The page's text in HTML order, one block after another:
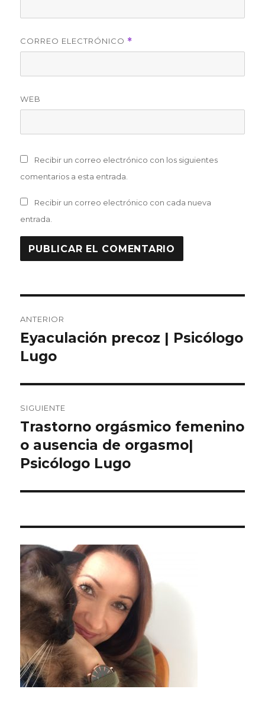
CORREO ELECTRÓNICO *
WEB
Recibir un correo electrónico con los siguientes
comentarios a esta entrada.
Recibir un correo electrónico con cada nueva
entrada.
de
entradas
ANTERIOR
Entrada
anterior:
Eyaculación precoz | Psicólogo
Lugo
SIGUIENTE
Entrada
siguiente:
Trastorno orgásmico femenino
o ausencia de orgasmo|
Psicólogo Lugo